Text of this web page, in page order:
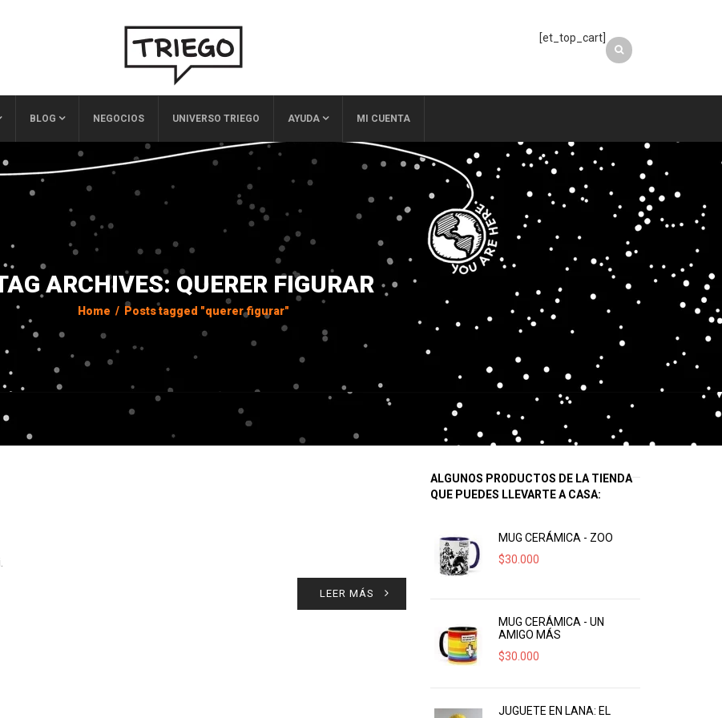
[et_top_cart]
BLOG NEGOCIOS UNIVERSO TRIEGO AYUDA MI CUENTA
ARCHIVES: QUERER FIGURAR
Home / Posts tagged "querer figurar"
LEER MÁS
ALGUNOS PRODUCTOS DE LA TIENDA
QUE PUEDES LLEVARTE A CASA:
MUG CERÁMICA - ZOO
$30.000
MUG CERÁMICA - UN
AMIGO MÁS
$30.000
JUGUETE EN LANA: EL